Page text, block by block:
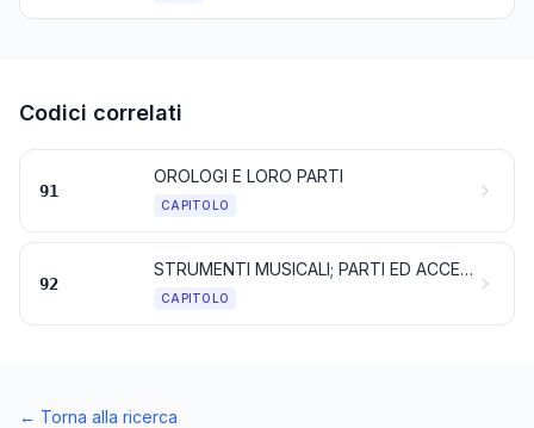
Codici correlati
91
OROLOGI E LORO PARTI
CAPITOLO
92
STRUMENTI MUSICALI; PARTI ED ACCESSORI DI QUESTI STRUMENTI
CAPITOLO
← Torna alla ricerca